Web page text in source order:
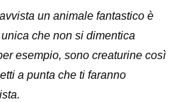
un animale fantastico è
che non si dimentica
esempio, sono creaturine così
a punta che ti faranno